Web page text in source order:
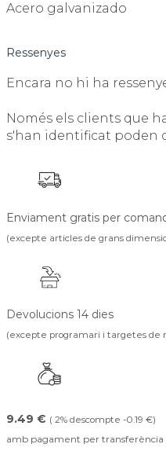
Acero galvanizado
Ressenyes
Encara no hi ha
Només els clients que
s'han identificat poden
Enviament gratis per
(excepte articles de grans
Devolucions 14 dies
(excepte programari i targetes de
9.49 € ( 2% descompte -0.19 €)
amb pagament per transferència